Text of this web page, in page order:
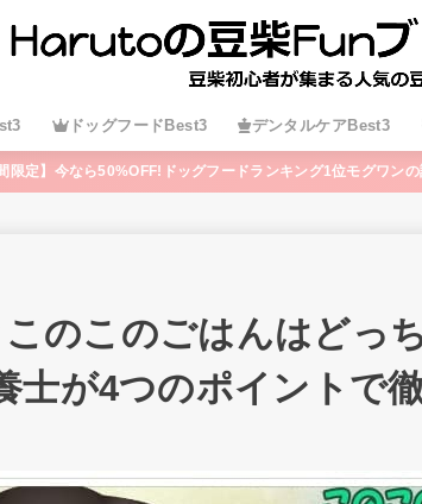
ドッグフードBest3 デンタルケアBest3
間限定】今なら50%OFF!ドッグフードランキング1位モグワン
のこのごはんはどっ
士が4つのポイントで